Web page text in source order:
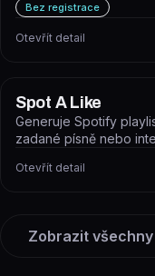
Bez registrace
Otevřít detail
Spot A Like
Generuje Spotify
zadané písně nebo
Otevřít detail
Zobrazit